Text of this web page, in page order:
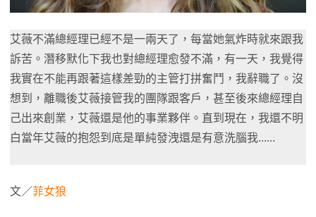
艾薇不滿總經理已經不是一兩天了，每當她氣炸時就來跟我
訴苦。潛移默化下我也對總經理愈發不滿，有一天，我覺得
我實在不能再跟著這樣差勁的主管打拼奮鬥，我辭職了。沒
想到，離職後艾薇接管我的團隊跟客戶，甚至後來總經理自
己出來創業，艾薇還是他的事業夥伴。直到現在，我還不明
白當年艾薇的抱怨到底是單純發洩還是有意洗腦我......
文／菲女狼